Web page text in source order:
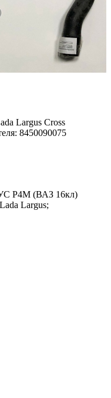
Largus Cross
8450090075
Р4М (ВАЗ 16кл)
Largus;